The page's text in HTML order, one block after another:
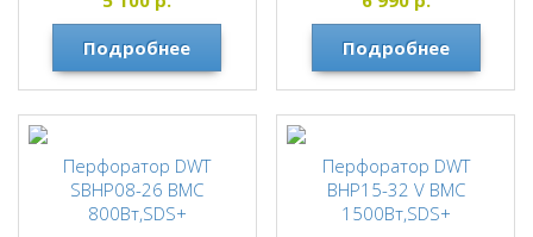
Подробнее
уфта,морозостойкий
кабель,3,0кг. (кейс)
DWT
Подробнее
Перфоратор DWT
SBHP08-26 BMC
800Вт,SDS+
Перфоратор DWT
BHP15-32 V BMC
1500Вт,SDS+